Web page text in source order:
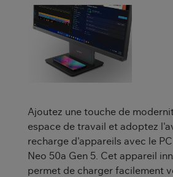
Ajoutez une touche de
espace de travail et adoptez
recharge d'appareils avec le
Neo 50a Gen 5. Cet appareil
permet de charger facilement